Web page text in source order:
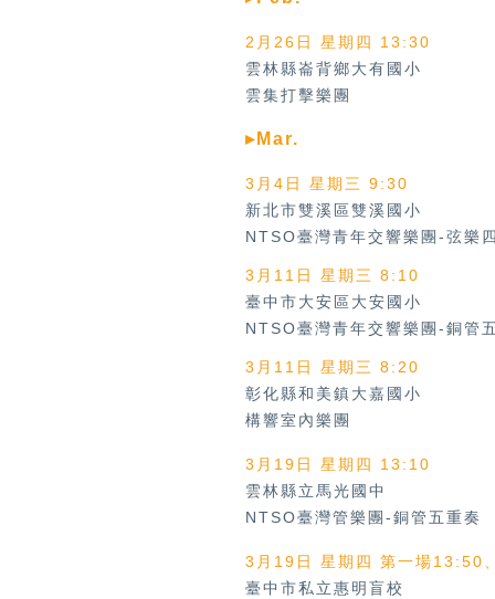
2月26日 星期四 13:30
雲林縣崙背鄉大有國小
雲集打擊樂團
▸Mar.
3月4日 星期三 9:30
新北市雙溪區雙溪國小
NTSO臺灣青年交響樂團-弦樂
3月11日 星期三 8:10
臺中市大安區大安國小
NTSO臺灣青年交響樂團-銅管
3月11日 星期三 8:20
彰化縣和美鎮大嘉國小
構響室內樂團
3月19日 星期四 13:10
雲林縣立馬光國中
NTSO臺灣管樂團-銅管五重奏
3月19日 星期四 第一場13:50
臺中市私立惠明盲校